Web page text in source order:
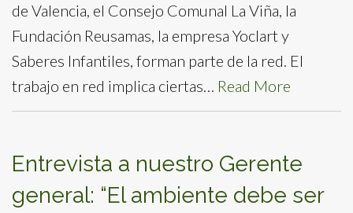
de Valencia, el Consejo Comunal La Viña, la
Fundación Reusamas, la empresa Yoclart y
Saberes Infantiles, forman parte de la red. El
trabajo en red implica ciertas… Read More
Entrevista a nuestro Gerente
general: “El ambiente debe ser